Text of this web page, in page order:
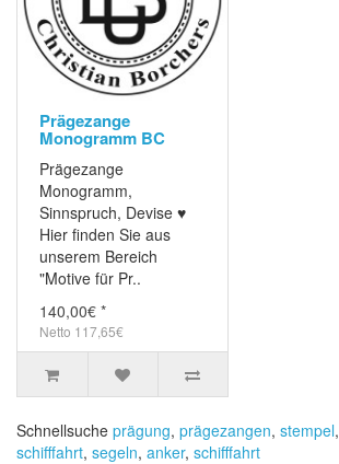
Prägezange
Monogramm BC
Prägezange
Monogramm,
Sinnspruch, Devise ♥
Hier finden Sie aus
unserem Bereich
"Motive für Pr..
140,00€ *
Netto 117,65€
Schnellsuche prägung, prägezangen, stempel,
schifffahrt, segeln, anker, schifffahrt